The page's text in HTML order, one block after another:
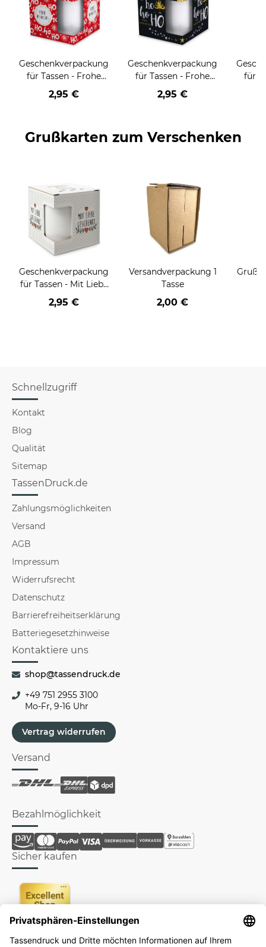
Geschenkverpackung
für Tassen - Frohe
Weihnachten - HO
HO HO - rot
2,95 €
Geschenkverpackung
für Tassen - Frohe
Weihnachten - HO
HO HO - schwarz
2,95 €
für
Grußkarten zum Verschenken
Geschenkverpackung
für Tassen - Mit Liebe
geschenkt
2,95 €
Versandverpackung 1
Tasse
2,00 €
Schnellzugriff
Kontakt
Blog
Qualität
Sitemap
TassenDruck.de
Zahlungsmöglichkeiten
Versand
AGB
Impressum
Widerrufsrecht
Datenschutz
Barrierefreiheitserklärung
Batteriegesetzhinweise
Kontaktiere uns
shop@tassendruck.de
+49 751 2955 3100
Mo-Fr, 9-16 Uhr
Vertrag widerrufen
Versand
Bezahlmöglichkeit
Sicher kaufen